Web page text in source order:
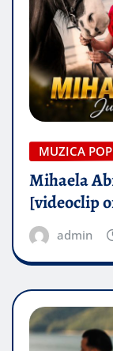
MUZICA
Mihaela
[videoclip
admin